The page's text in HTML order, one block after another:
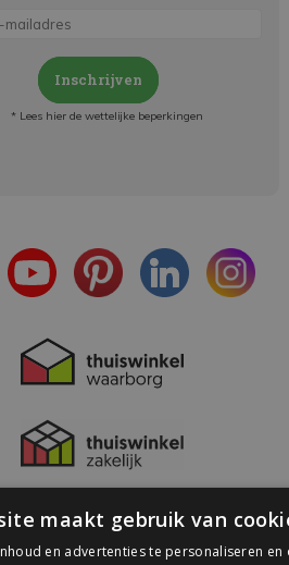
Inschrijven
* Lees hier de wettelijke beperkingen
maakt gebruik van
en advertenties te personaliseren en